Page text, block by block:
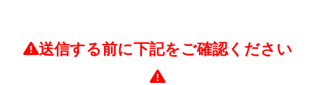
送信する前に下記をご確認ください